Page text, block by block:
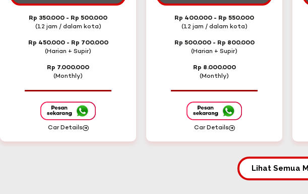
Rp 350.000 - Rp 500.000
(12 jam / dalam kota)
Rp 450.000 - Rp 700.000
(Harian + Supir)
Rp 7.000.000
(Monthly)
Car Details
Rp 400.000 - Rp 550.000
(12 jam / dalam kota)
Rp 500.000 - Rp 800.000
(Harian + Supir)
Rp 8.000.000
(Monthly)
Car Details
Lihat Semua